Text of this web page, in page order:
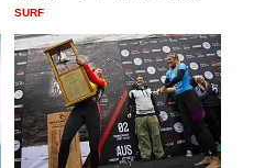
SURF